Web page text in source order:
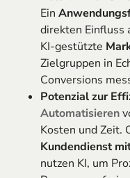
Ein
direkten Einfluss
KI-gestützte
Zielgruppen in
Conversions
Potenzial zur
Automatisieren
Kosten und Zeit.
Kundendienst
nutzen KI, um